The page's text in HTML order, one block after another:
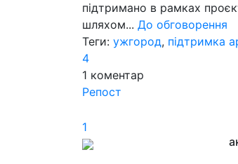
підтримано в рамках
шляхом... До обговорення
Теги: ужгород, підтримка
4
1 коментар
Репост
1